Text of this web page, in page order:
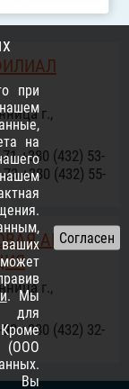
г.,
+380 (432) 53-
+380 (432) 55-
АК,
г.,
+380 (432) 32-
при
на
. Мы
для
(ООО
Вы